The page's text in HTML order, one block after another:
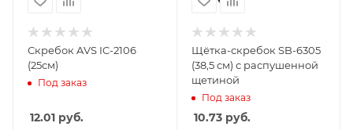
Скребок AVS IC-2106
(25см)
Под заказ
12.01 руб.
Щётка-скребок SB-6305
(38,5 см) с распушенной
щетиной
Под заказ
10.73руб.